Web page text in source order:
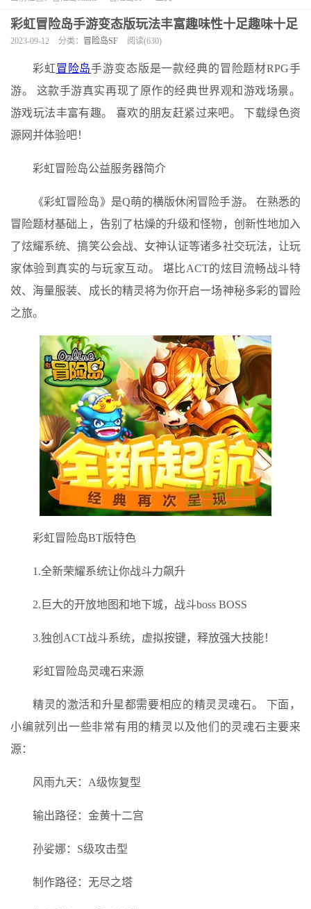
彩虹冒险岛手游变态版玩法丰富趣味性十足趣味十足
2023-09-12 分类： 冒险岛SF 阅读(630)
彩虹冒险岛手游变态版是一款经典的冒险题材RPG手
游。 这款手游真实再现了原作的经典世界观和游戏场景。
游戏玩法丰富有趣。 喜欢的朋友赶紧过来吧。 下载绿色资
源网并体验吧！
彩虹冒险岛公益服务器简介
《彩虹冒险岛》是Q萌的横版休闲冒险手游。 在熟悉的
冒险题材基础上，告别了枯燥的升级和怪物，创新性地加入
了炫耀系统、搞笑公会战、女神认证等诸多社交玩法，让玩
家体验到真实的与玩家互动。 堪比ACT的炫目流畅战斗特
效、海量服装、成长的精灵将为你开启一场神秘多彩的冒险
之旅。
彩虹冒险岛BT版特色
1.全新荣耀系统让你战斗力飙升
2.巨大的开放地图和地下城，战斗boss BOSS
3.独创ACT战斗系统，虚拟按键，释放强大技能！
彩虹冒险岛灵魂石来源
精灵的激活和升星都需要相应的精灵灵魂石。 下面，
小编就列出一些非常有用的精灵以及他们的灵魂石主要来
源：
风雨九天：A级恢复型
输出路径：金黄十二宫
孙娑娜：S级攻击型
制作路径：无尽之塔